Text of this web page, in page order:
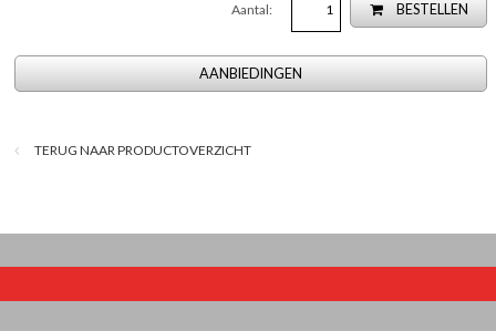
Aantal: BESTELLEN
AANBIEDINGEN
TERUG NAAR PRODUCTOVERZICHT
© 2026website Bedrijvenpresentatie.nl